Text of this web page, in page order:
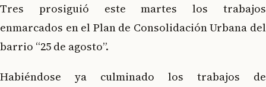
Tres prosiguió este martes los trabajos
enmarcados en el Plan de Consolidación Urbana del
barrio “25 de agosto”.
Habiéndose ya culminado los trabajos de